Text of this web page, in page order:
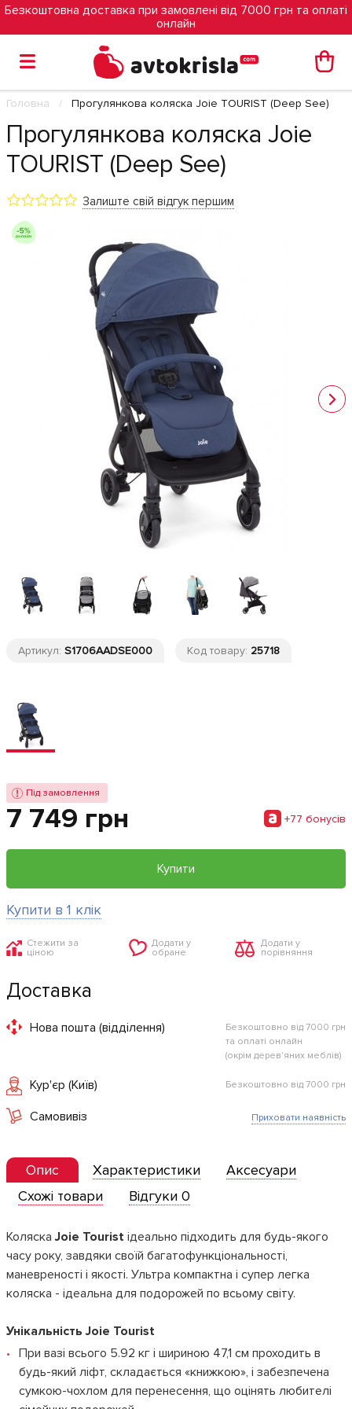
Безкоштовна доставка при замовлені від 7000 грн та оплаті
онлайн
Головна Прогулянкова коляска Joie TOURIST (Deep See)
Прогулянкова коляска Joie
TOURIST (Deep See)
Залиште свій відгук першим
Артикул: S1706AADSE000 Код товару: 25718
Під замовлення
7 749 грн +77 бонусiв
Купити
Купити в 1 клік
Стежити за
ціною
Додати у
обране
Додати у
порівняння
Доставка
Нова пошта (відділення)
Безкоштовно від 7000 грн
та оплаті онлайн
(окрім дерев'яних меблів)
Кур'єр (Київ) Безкоштовно від 7000 грн
Самовивіз Приховати наявність
Опис Характеристики
Аксесуари
Схожі товари
Відгуки 0
КоляскаJoie Tourist ідеально підходить для будь-якого
часу року, завдяки своїй багатофункціональності,
маневреності і якості. Ультра компактна і супер легка
коляска - ідеальна для подорожей по всьому світу.
Унікальність Joie Tourist
При вазі всього 5.92 кг і шириною 47,1 см проходить в
будь-який ліфт, складається «книжкою», і забезпечена
сумкою-чохлом для перенесення, що оцінять любителі